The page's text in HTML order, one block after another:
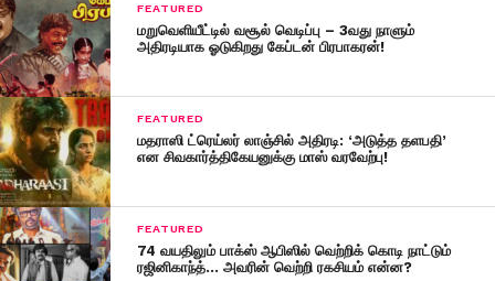
FEATURED
மறுவெளியீட்டில் வசூல் வெடிப்பு – 3வது நாளும்
அதிரடியாக ஓடுகிறது கேப்டன் பிரபாகரன்!
FEATURED
மதராஸி ட்ரெய்லர் லாஞ்சில் அதிரடி: ‘அடுத்த தளபதி’
என சிவகார்த்திகேயனுக்கு மாஸ் வரவேற்பு!
FEATURED
74 வயதிலும் பாக்ஸ் ஆபிஸில் வெற்றிக் கொடி நாட்டும்
ரஜினிகாந்த்… அவரின் வெற்றி ரகசியம் என்ன?